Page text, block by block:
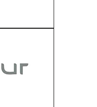
og sjøørret
af Gudenåen